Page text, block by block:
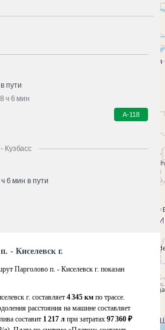
пути
ч 6 мин
А-118
Кузбасс
6 мин в пути
- Киселевск г.
Парголово п. - Киселевск г. показан
г. составляет 4 345 км по трассе.
расстояния на машине составляет
составит 1 217 л при затратах 97 360 ₽